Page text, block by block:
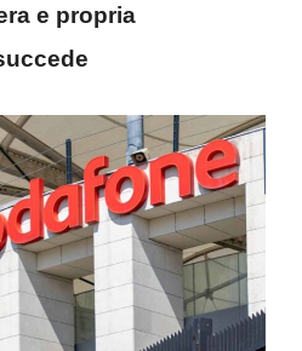
e propria